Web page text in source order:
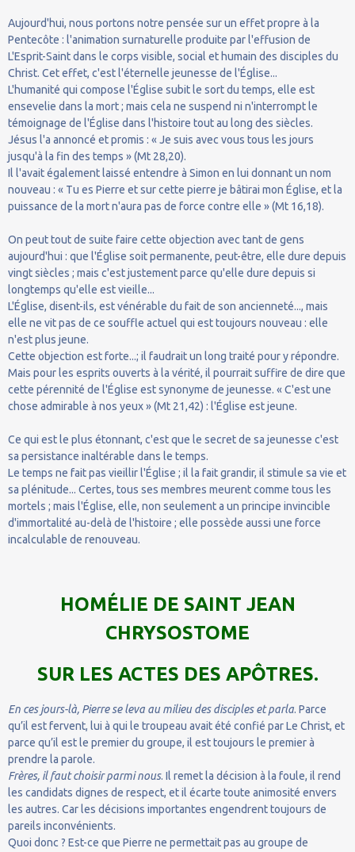
Aujourd'hui, nous portons notre pensée sur un effet propre à la
Pentecôte : l'animation surnaturelle produite par l'effusion de
L'Esprit-Saint dans le corps visible, social et humain des disciples du
Christ. Cet effet, c'est l'éternelle jeunesse de l'Église...
L'humanité qui compose l'Église subit le sort du temps, elle est
ensevelie dans la mort ; mais cela ne suspend ni n'interrompt le
témoignage de l'Église dans l'histoire tout au long des siècles.
Jésus l'a annoncé et promis : « Je suis avec vous tous les jours
jusqu'à la fin des temps » (Mt 28,20).
Il l'avait également laissé entendre à Simon en lui donnant un nom
nouveau : « Tu es Pierre et sur cette pierre je bâtirai mon Église, et la
puissance de la mort n'aura pas de force contre elle » (Mt 16,18).
On peut tout de suite faire cette objection avec tant de gens
aujourd'hui : que l'Église soit permanente, peut-être, elle dure depuis
vingt siècles ; mais c'est justement parce qu'elle dure depuis si
longtemps qu'elle est vieille...
L'Église, disent-ils, est vénérable du fait de son ancienneté..., mais
elle ne vit pas de ce souffle actuel qui est toujours nouveau : elle
n'est plus jeune.
Cette objection est forte...; il faudrait un long traité pour y répondre.
Mais pour les esprits ouverts à la vérité, il pourrait suffire de dire que
cette pérennité de l'Église est synonyme de jeunesse. « C'est une
chose admirable à nos yeux » (Mt 21,42) : l'Église est jeune.
Ce qui est le plus étonnant, c'est que le secret de sa jeunesse c'est
sa persistance inaltérable dans le temps.
Le temps ne fait pas vieillir l'Église ; il la fait grandir, il stimule sa vie et
sa plénitude... Certes, tous ses membres meurent comme tous les
mortels ; mais l'Église, elle, non seulement a un principe invincible
d'immortalité au-delà de l'histoire ; elle possède aussi une force
incalculable de renouveau.
HOMÉLIE DE SAINT JEAN
CHRYSOSTOME
SUR LES ACTES DES APÔTRES.
En ces jours-là, Pierre se leva au milieu des disciples et parla. Parce
qu’il est fervent, lui à qui le troupeau avait été confié par Le Christ, et
parce qu’il est le premier du groupe, il est toujours le premier à
prendre la parole.
Frères, il faut choisir parmi nous. Il remet la décision à la foule, il rend
les candidats dignes de respect, et il écarte toute animosité envers
les autres. Car les décisions importantes engendrent toujours de
pareils inconvénients.
Quoi donc ? Est-ce que Pierre ne permettait pas au groupe de